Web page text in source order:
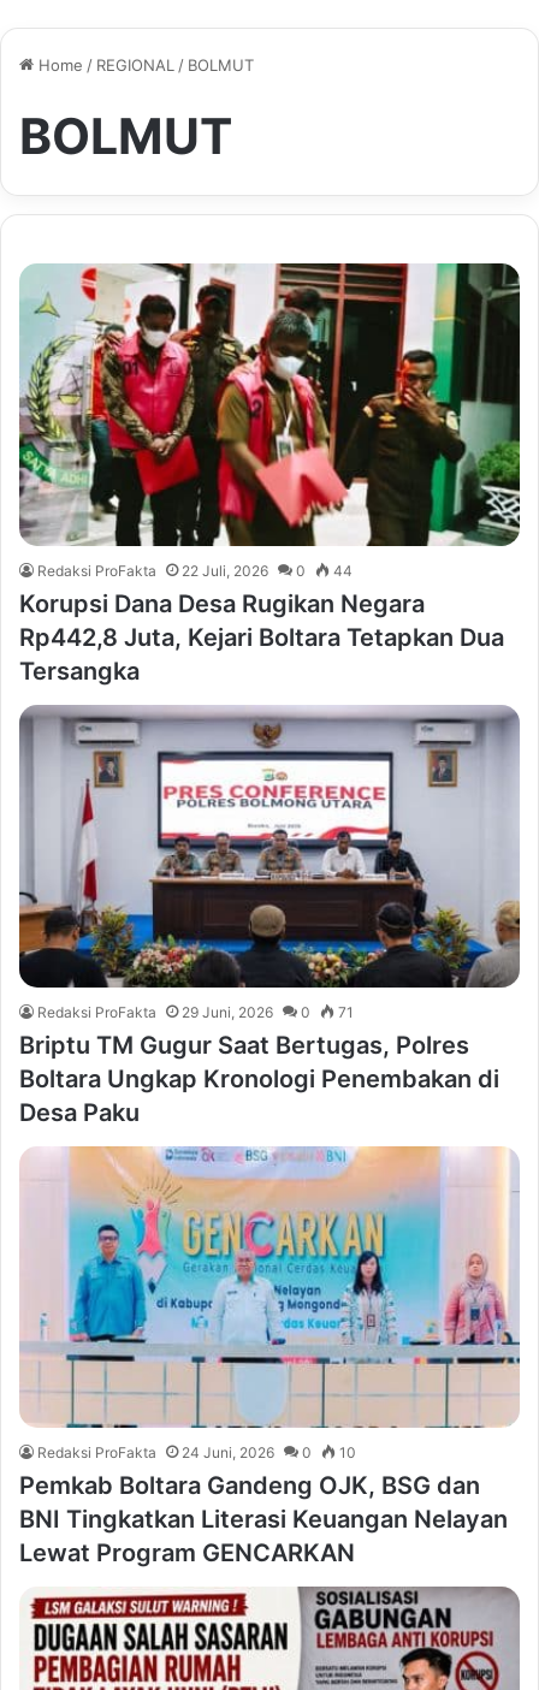
Home / REGIONAL/ BOLMUT
BOLMUT
Redaksi ProFakta 22 Juli, 2026 0 44
Korupsi Dana Desa Rugikan Negara
Rp442,8 Juta, Kejari Boltara Tetapkan Dua
Tersangka
Redaksi ProFakta 29 Juni, 2026 0 71
Briptu TM Gugur Saat Bertugas, Polres
Boltara Ungkap Kronologi Penembakan di
Desa Paku
Redaksi ProFakta 24 Juni, 2026 0 10
Pemkab Boltara Gandeng OJK, BSG dan
BNI Tingkatkan Literasi Keuangan Nelayan
Lewat Program GENCARKAN